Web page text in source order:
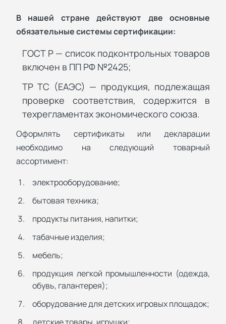
В нашей стране действуют две основные
обязательные системы сертификации:
ГОСТ Р — список подконтрольных товаров
включен в ПП РФ №2425;
ТР ТС (ЕАЭС) — продукция, подлежащая
проверке соответствия, содержится в
техрегламентах экономического союза.
Оформлять сертификаты или декларации
необходимо на следующий товарный
ассортимент:
электрооборудование;
бытовая техника;
продукты питания, напитки;
табачные изделия;
мебель;
продукция легкой промышленности (одежда,
обувь, галантерея);
оборудование для детских игровых площадок;